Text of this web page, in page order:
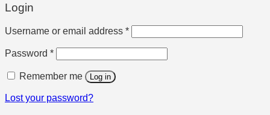
Login
Username or email address *Required
Password *Required
Remember me Log in
Lost your password?